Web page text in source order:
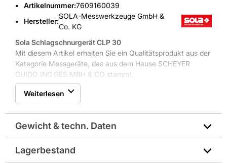
Artikelnummer:7609160039
Hersteller:
SOLA-Messwerkzeuge GmbH &
Co. KG
Sola Schlagschnurgerät CLP 30
Mit diesem Artikel erhalten Sie ein Qualitätsprodukt aus der
Kategorie Messgeräte, das aus dem Hause SCHEYER
GUIDO ING.GES.MBH & CO stammt.
Weiterlesen
Gewicht & techn. Daten
Hersteller-Art.-Nr.: 66110601
Lagerbestand